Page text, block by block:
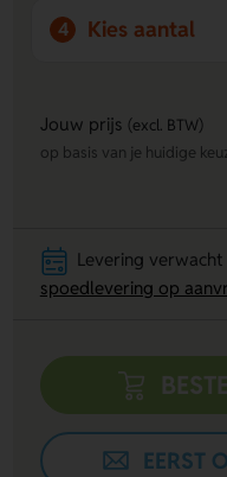
4 Kies aantal
Jouw prijs (excl. BTW)
op basis van je huidige
Levering
spoedlevering op
EERST